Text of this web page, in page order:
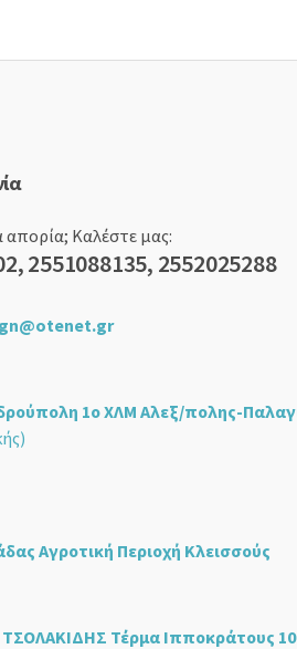
απορία; Καλέστε μας:
2551088135, 2552025288
1ο ΧΛΜ Αλεξ/πολης-
Αγροτική Περιοχή Κλεισσούς
ΤΣΟΛΑΚΙΔΗΣ Τέρμα Ιπποκράτους